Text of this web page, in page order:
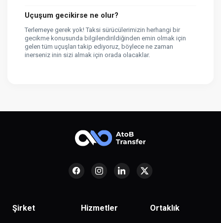
Uçuşum gecikirse ne olur?
Terlemeye gerek yok! Taksi sürücülerimizin herhangi bir
gecikme konusunda bilgilendirildiğinden emin olmak için
gelen tüm uçuşları takip ediyoruz, böylece ne zaman
inerseniz inin sizi almak için orada olacaklar.
Şirket Hizmetler Ortaklık